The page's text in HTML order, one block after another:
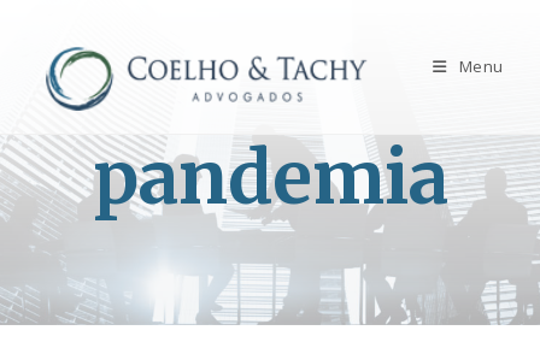
Menu
pandemia